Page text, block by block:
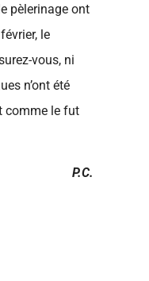
pèlerinage ont
le
vous, ni
n’ont été
comme le fut
P.C.